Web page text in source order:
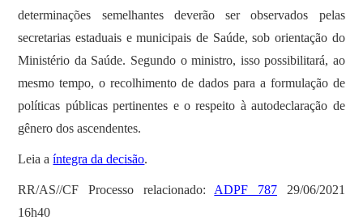
determinações semelhantes deverão ser observados pelas
secretarias estaduais e municipais de Saúde, sob orientação do
Ministério da Saúde. Segundo o ministro, isso possibilitará, ao
mesmo tempo, o recolhimento de dados para a formulação de
políticas públicas pertinentes e o respeito à autodeclaração de
gênero dos ascendentes.
Leia aíntegra da decisão.
RR/AS//CF Processo relacionado: ADPF 78729/06/2021
16h40